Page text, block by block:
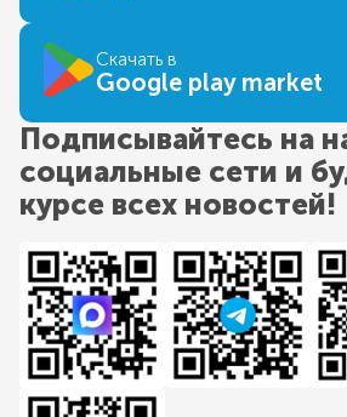
Скачать в
Google play market
Подписывайтесь на
социальные сети и
курсе всех новостей!